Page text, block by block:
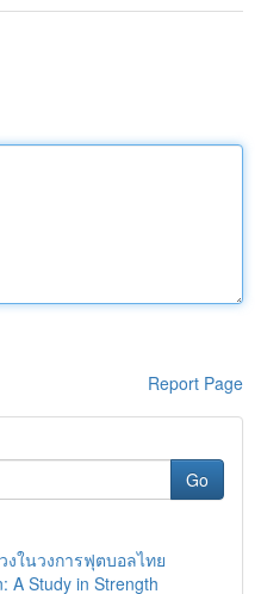
Report Page
Go
งในวงการฟุตบอลไทย
A Study in Strength